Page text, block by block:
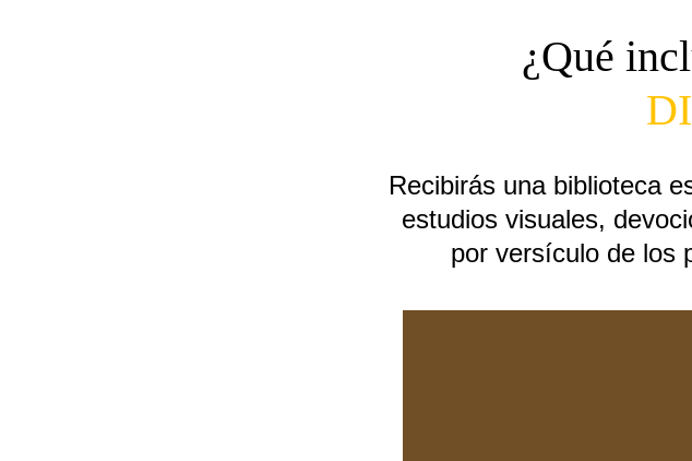
¿Qué
Recibirás una biblioteca
estudios visuales,
por versículo de los